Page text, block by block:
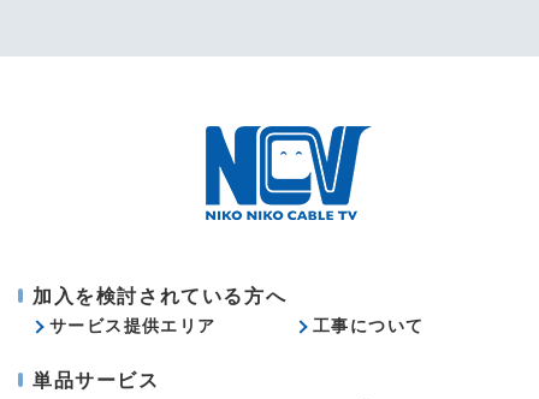
加入を検討されている方へ
サービス提供エリア 工事について
単品サービス